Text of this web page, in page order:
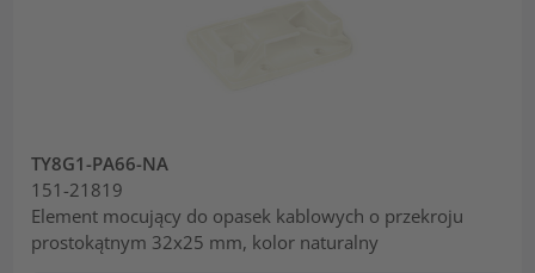
TY8G1-PA66-NA
151-21819
Element mocujący do opasek kablowych o przekroju
prostokątnym 32x25 mm, kolor naturalny